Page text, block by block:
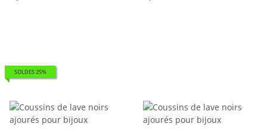
SOLDES 25%